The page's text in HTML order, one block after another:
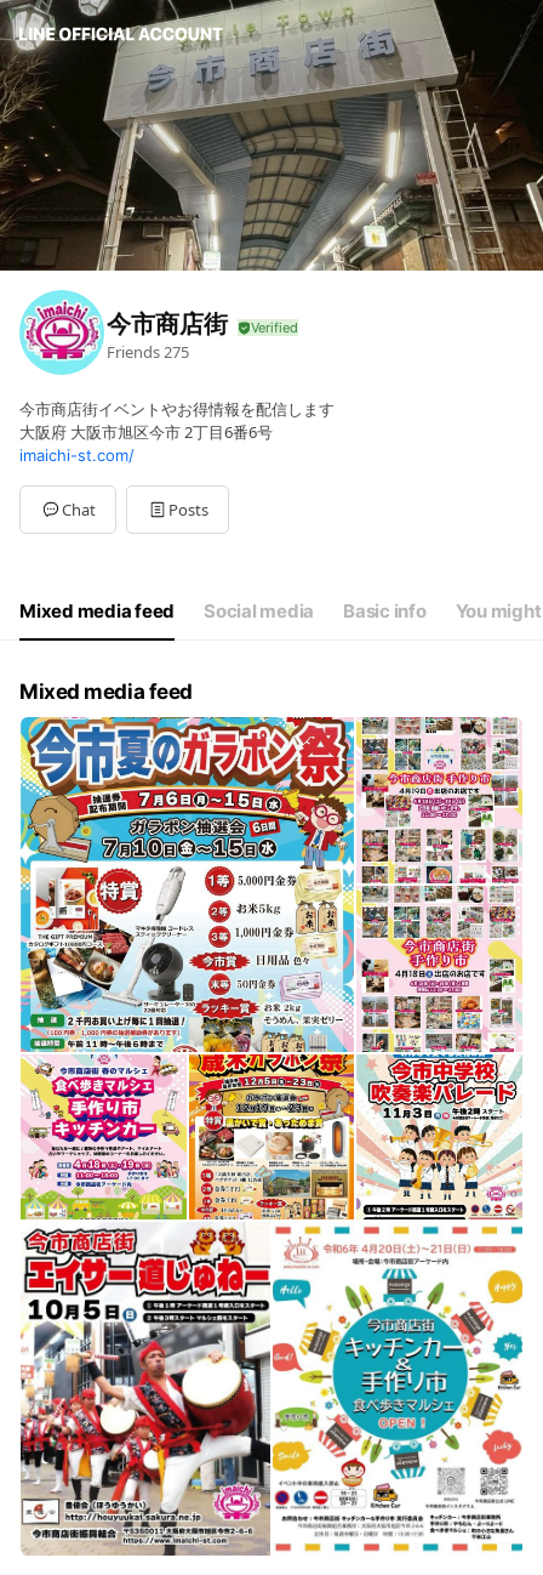
今市商店街
Friends275
今市商店街イベントやお得情報を配信します
大阪府 大阪市旭区今市 2丁目6番6号
imaichi-st.com/
Chat Posts
Mixed media feed Social media Basic info You
Mixed media feed